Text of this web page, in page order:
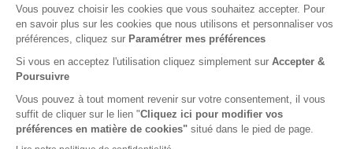
-15%
Abonnement 1 an
359 n° • Papier + Web
450€50
Tarif France métropolitaine
Renouvellement à date d’anniversaire